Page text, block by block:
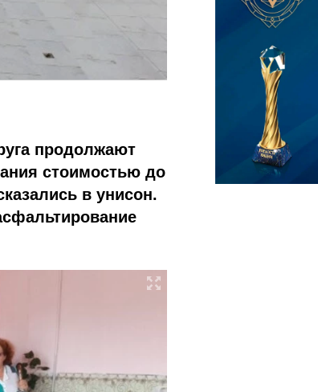
продолжают
стоимостью до
в унисон.